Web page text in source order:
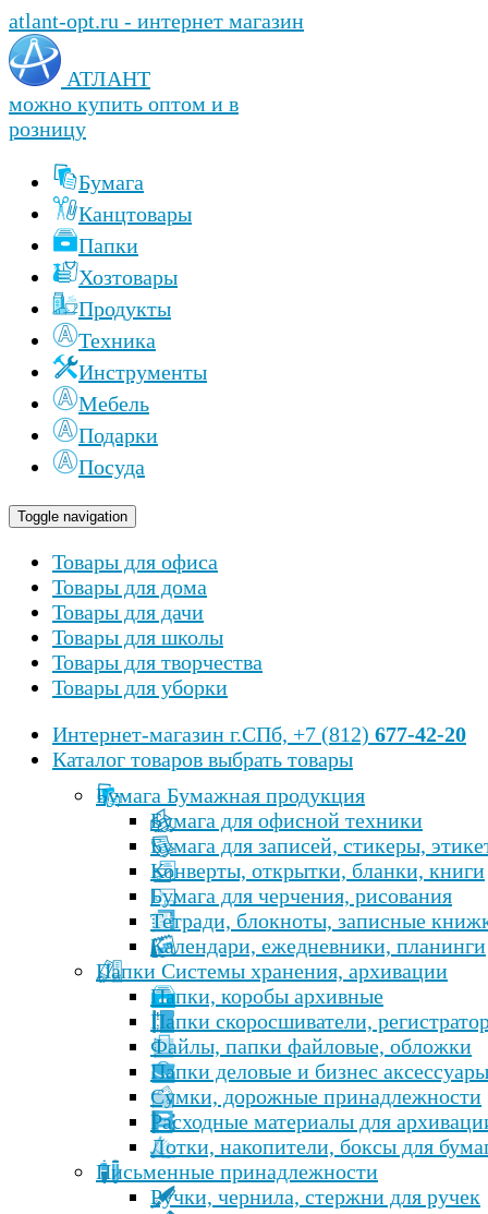
atlant-opt.ru - интернет магазин
АТЛАНТ
можно купить оптом и в
розницу
Бумага
Канцтовары
Папки
Хозтовары
Продукты
Техника
Инструменты
Мебель
Подарки
Посуда
Toggle navigation
Товары для офиса
Товары для дома
Товары для дачи
Товары для школы
Товары для творчества
Товары для уборки
Интернет-магазин г.СПб, +7 (812) 677-42-20
Каталог товаров выбрать товары
Бумага Бумажная продукция
Бумага для офисной техники
Бумага для записей, стикеры,
Конверты, открытки, бланки, книги
Бумага для черчения, рисования
Тетради, блокноты, записные
Календари, ежедневники, планинги
Папки Cистемы хранения, архивации
Папки, коробы архивные
Папки скоросшиватели,
Файлы, папки файловые, обложки
Папки деловые и бизнес аксессуары
Сумки, дорожные принадлежности
Расходные материалы для
Лотки, накопители, боксы для
Письменные принадлежности
Ручки, чернила, стержни для ручек